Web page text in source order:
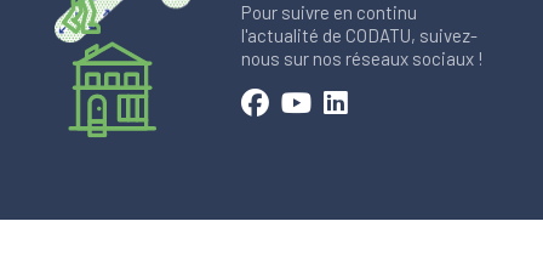
Pour suivre en continu
l'actualité de CODATU, suivez-
nous sur nos réseaux sociaux !